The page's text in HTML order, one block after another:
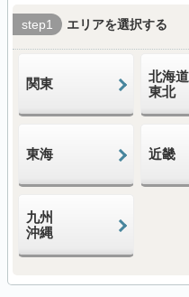
step1 エリアを選択する
関東
北海道
東北
東海 近畿
九州
沖縄